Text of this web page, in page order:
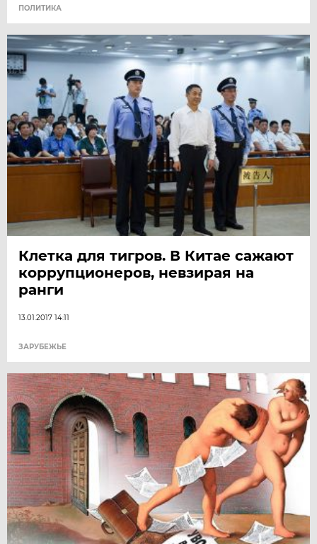
ПОЛИТИКА
Клетка для тигров. В Китае сажают
коррупционеров, невзирая на
ранги
13.01.2017 14:11
ЗАРУБЕЖЬЕ